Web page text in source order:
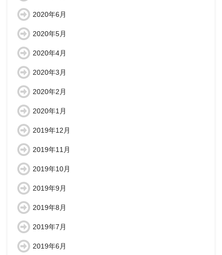
2020年6月
2020年5月
2020年4月
2020年3月
2020年2月
2020年1月
2019年12月
2019年11月
2019年10月
2019年9月
2019年8月
2019年7月
2019年6月